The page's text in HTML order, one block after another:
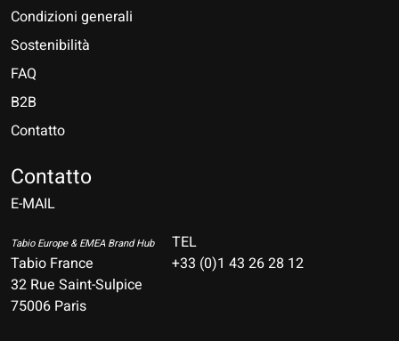
Condizioni generali
Sostenibilità
FAQ
B2B
Contatto
Contatto
E-MAIL
Tabio Europe & EMEA Brand Hub
Tabio France
32 Rue Saint-Sulpice
75006 Paris
TEL
+33 (0)1 43 26 28 12
Español